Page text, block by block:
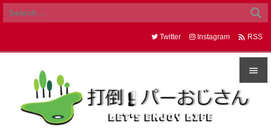


メニュ
Twitter Instagram  RSS